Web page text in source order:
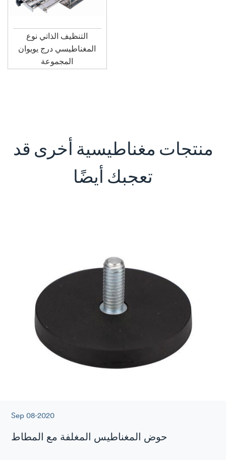
التنظيف الذاتي نوع
المغناطيسي درج يويوان
المجموعة
منتجات مغناطيسية أخرى قد
تعجبك أيضًا
Sep 08-2020
حوض المغناطيس المغلفة مع المطاط